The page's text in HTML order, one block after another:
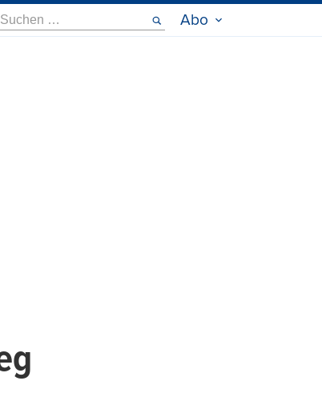
Suche
nach:
Abo